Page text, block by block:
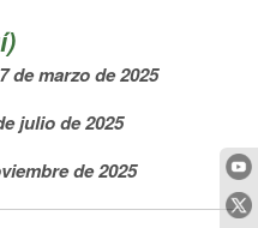
de marzo de 2025
julio de 2025
de 2025